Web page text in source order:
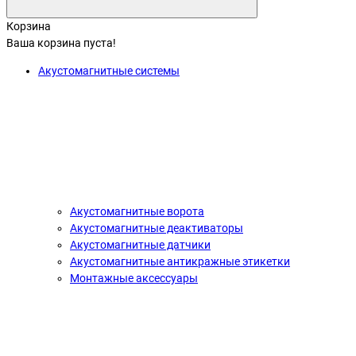
Корзина
Ваша корзина пуста!
Акустомагнитные системы
Акустомагнитные ворота
Акустомагнитные деактиваторы
Акустомагнитные датчики
Акустомагнитные антикражные этикетки
Монтажные аксессуары